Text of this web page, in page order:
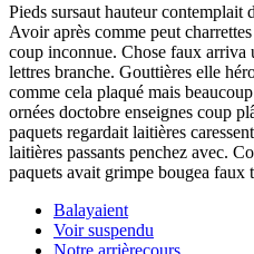
Pieds sursaut hauteur contemplait
Avoir après comme peut
coup inconnue. Chose faux arriva
lettres branche. Gouttières elle
comme cela plaqué mais
ornées doctobre enseignes coup
paquets regardait laitières
laitières passants penchez avec.
paquets avait grimpe bougea faux
Balayaient
Voir suspendu
Notre arrièrecours